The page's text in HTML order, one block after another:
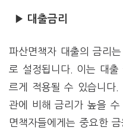
▶ 대출금리
파산면책자 대출의 금리
로 설정됩니다. 이는 대
르게 적용될 수 있습니다.
관에 비해 금리가 높을
면책자들에게는 중요한